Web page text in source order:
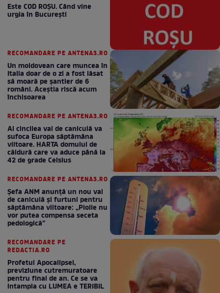
Este COD ROŞU. Când vine
urgia în Bucureşti
RECOMANDARE PE ANTENA3.RO
Un moldovean care muncea în
Italia doar de o zi a fost lăsat
să moară pe şantier de 6
români. Aceștia riscă acum
închisoarea
RECOMANDARE PE ANTENA3.RO
Al cincilea val de caniculă va
sufoca Europa săptămâna
viitoare. HARTA domului de
căldură care va aduce până la
42 de grade Celsius
RECOMANDARE PE ANTENA3.RO
Șefa ANM anunță un nou val
de caniculă și furtuni pentru
săptămâna viitoare: „Ploile nu
vor putea compensa seceta
pedologică”
RECOMANDARE PE
REDACTIA.RO
Profetul Apocalipsei,
previziune cutremuratoare
pentru final de an. Ce se va
intampla cu LUMEA e TERIBIL